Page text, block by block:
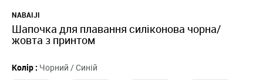
NABAIJI
Шапочка для плавання силіконова чорна/
жовта з принтом
Колір : Чорний / Синій